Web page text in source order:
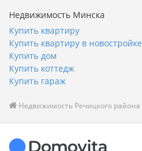
Недвижимость Минска
Купить квартиру
Купить квартиру в новостройке
Купить дом
Купить коттедж
Купить гараж
Недвижимость Речицкого района